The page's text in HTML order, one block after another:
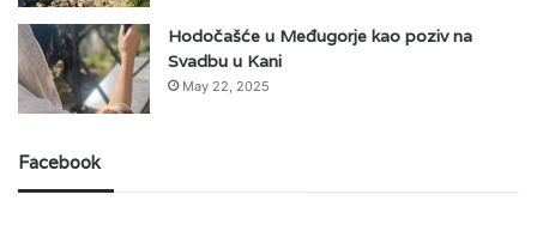
Hodočašće u Međugorje kao poziv na
Svadbu u Kani
May 22, 2025
Facebook